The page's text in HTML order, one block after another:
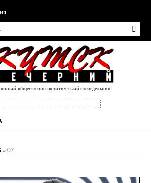
общественно-политический еженедельник
» 07